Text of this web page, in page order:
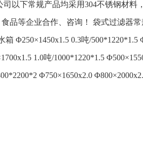
以下常规产品均采用304不锈钢材料
品等企业合作、咨询！ 袋式过滤器常
Φ250×1450x1.5 0.3吨/500*1220*1.5
1.0吨/1000*1220*1.5
Φ750×1650x2.0